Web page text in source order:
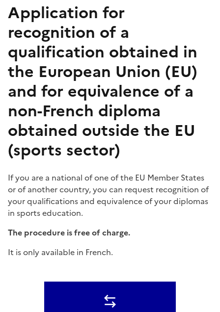
Application for
recognition of a
qualification obtained in
the European Union (EU)
and for equivalence of a
non-French diploma
obtained outside the EU
(sports sector)
If you are a national of one of the EU Member States
or of another country, you can request recognition of
your qualifications and equivalence of your diplomas
in sports education.
The procedure is free of charge.
It is only available in French.